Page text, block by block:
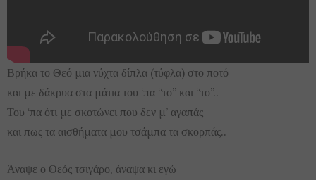
Βρήκα το Θεό μια νύχτα δίπλα (τύφλα) στο ποτό
και με δάκρυα στα μάτια του ‘πα “το” και “το”..
Του ‘πα ότι με σκοτώνει που δεν μ’ αγαπάς
και πως τα αισθήματα μου τσάμπα τα σκορπάς..
Άναψε ο Θεός τσιγάρο, άναψα κι εγώ